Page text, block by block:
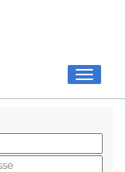
Toggle